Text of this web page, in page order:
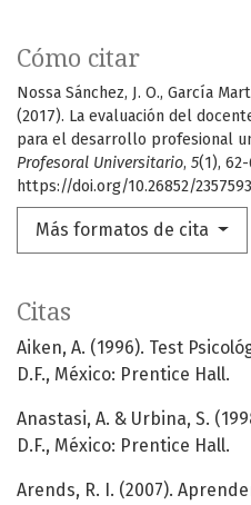
Cómo citar
Nossa Sánchez, J. O., García
(2017). La evaluación del
para el desarrollo profesional
Profesoral Universitario, 5(1), 62-
https://doi.org/10.26852/
Más formatos de cita
Citas
Aiken, A. (1996). Test
D.F., México: Prentice Hall.
Anastasi, A. & Urbina, S.
D.F., México: Prentice Hall.
Arends, R. I. (2007).